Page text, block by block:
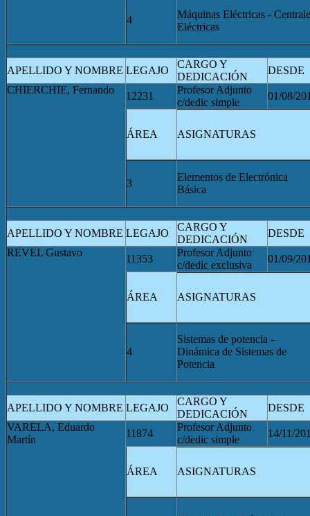
4
Máquinas Eléctricas -
Eléctricas
APELLIDO Y NOMBRE LEGAJO
CARGO Y
DEDICACIÓN
DESDE
CHIERCHIE, Fernando
12231
Profesor Adjunto
c/dedic simple
01/08/
ÁREA ASIGNATURAS
3
Elementos de Electrónica
Básica
APELLIDO Y NOMBRE LEGAJO
CARGO Y
DEDICACIÓN
DESDE
REVEL Gustavo
11353
Profesor Adjunto
c/dedic exclusiva
01/09/
ÁREA ASIGNATURAS
4
Sistemas de potencia -
Dinámica de Sistemas de
Potencia
APELLIDO Y NOMBRE LEGAJO
CARGO Y
DEDICACIÓN
DESDE
VARELA, Eduardo
Martín
11874
Profesor Adjunto
c/dedic simple
14/11/
ÁREA ASIGNATURAS